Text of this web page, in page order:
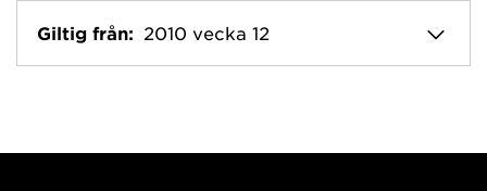
Giltig från: 2010 vecka 12